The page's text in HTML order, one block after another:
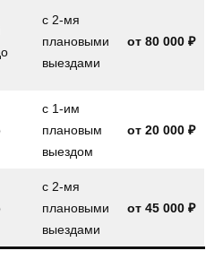
с 2-мя
плановыми
выездами
от 80 000 ₽
с 1-им
плановым
выездом
от 20 000 ₽
с 2-мя
плановыми
выездами
от 45 000 ₽